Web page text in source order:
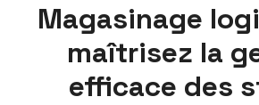
Magasinage
maîtrisez la
efficace des